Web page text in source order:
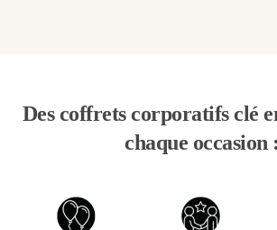
Des coffrets corporatifs clé
chaque occasion :